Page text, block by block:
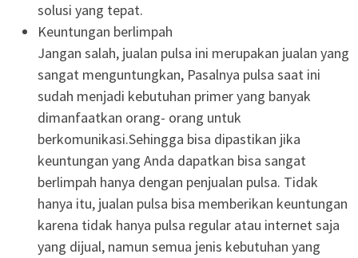
solusi yang tepat.
Keuntungan berlimpah
Jangan salah, jualan pulsa ini merupakan jualan yang
sangat menguntungkan, Pasalnya pulsa saat ini
sudah menjadi kebutuhan primer yang banyak
dimanfaatkan orang- orang untuk
berkomunikasi.Sehingga bisa dipastikan jika
keuntungan yang Anda dapatkan bisa sangat
berlimpah hanya dengan penjualan pulsa. Tidak
hanya itu, jualan pulsa bisa memberikan keuntungan
karena tidak hanya pulsa regular atau internet saja
yang dijual, namun semua jenis kebutuhan yang